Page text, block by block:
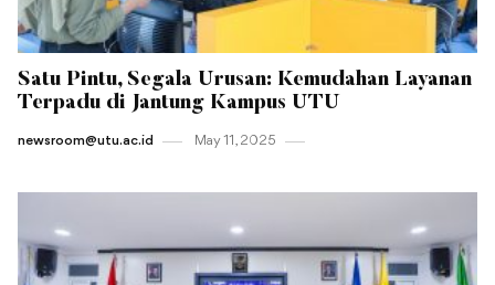
Satu Pintu, Segala Urusan: Kemudahan Layanan
Terpadu di Jantung Kampus UTU
newsroom@utu.ac.id May 11 , 2025